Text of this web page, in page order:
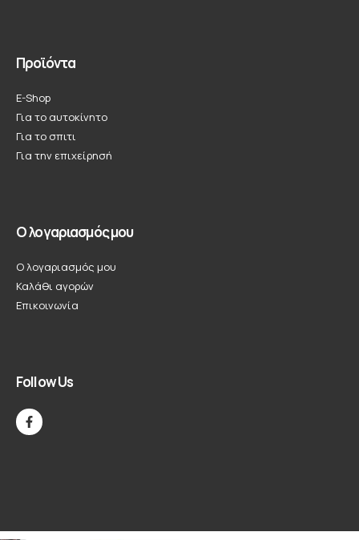
Προϊόντα
E-Shop
Για το αυτοκίνητο
Για το σπιτι
Για την επιχείρησή
Ο λογαριασμός μου
Ο λογαριασμός μου
Καλάθι αγορών
Επικοινωνία
Follow Us